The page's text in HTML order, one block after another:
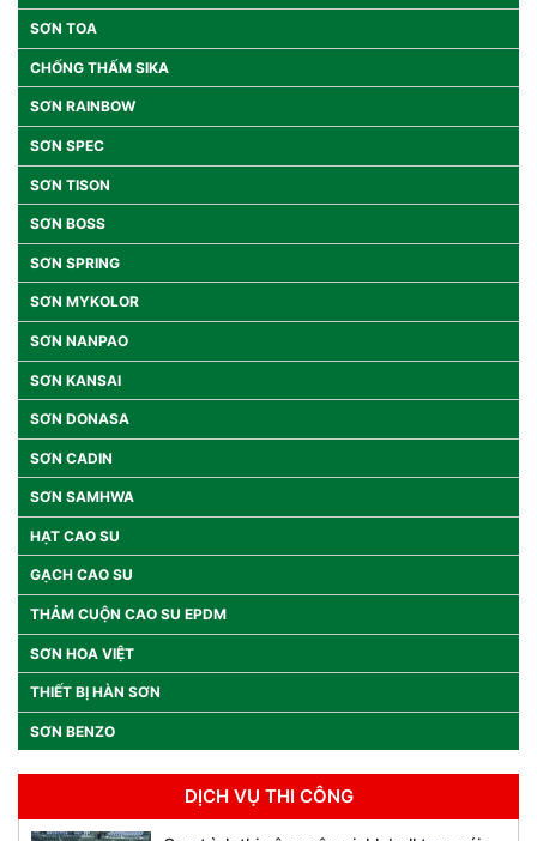
SƠN TOA
CHỐNG THẤM SIKA
SƠN RAINBOW
SƠN SPEC
SƠN TISON
SƠN BOSS
SƠN SPRING
SƠN MYKOLOR
SƠN NANPAO
SƠN KANSAI
SƠN DONASA
SƠN CADIN
SƠN SAMHWA
HẠT CAO SU
GẠCH CAO SU
THẢM CUỘN CAO SU EPDM
SƠN HOA VIỆT
THIẾT BỊ HÀN SƠN
SƠN BENZO
DỊCH VỤ THI CÔNG